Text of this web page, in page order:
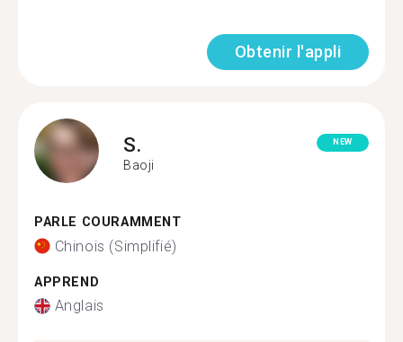
Obtenir l'appli
S.
Baoji
NEW
PARLE COURAMMENT
Chinois (Simplifié)
APPREND
Anglais